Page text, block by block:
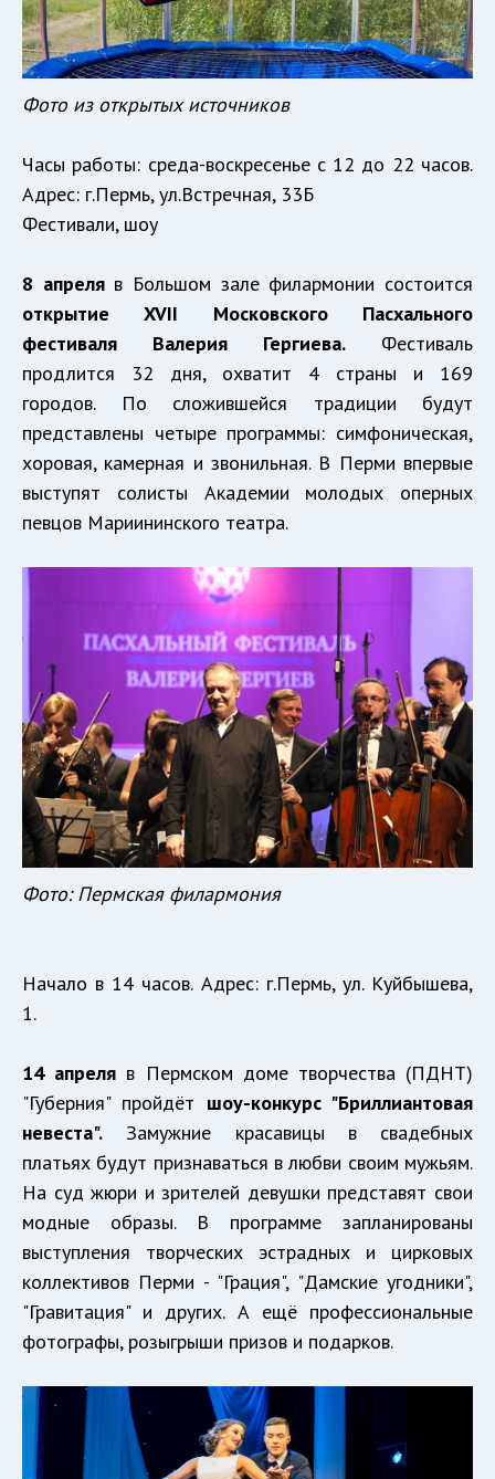
Фото из открытых источников
Часы работы: среда-воскресенье с 12 до 22 часов.
Адрес: г.Пермь, ул.Встречная, 33Б
Фестивали, шоу
8 апреляв Большом зале филармонии состоится
открытие XVII Московского Пасхального
фестиваля Валерия Гергиева. Фестиваль
продлится 32 дня, охватит 4 страны и 169
городов. По сложившейся традиции будут
представлены четыре программы: симфоническая,
хоровая, камерная и звонильная. В Перми впервые
выступят солисты Академии молодых оперных
певцов Мариининского театра.
Фото: Пермская филармония
Начало в 14 часов. Адрес: г.Пермь, ул. Куйбышева,
1.
14 апреля в Пермском доме творчества (ПДНТ)
"Губерния" пройдёт шоу-конкурс "Бриллиантовая
невеста". Замужние красавицы в свадебных
платьях будут признаваться в любви своим мужьям.
На суд жюри и зрителей девушки представят свои
модные образы. В программе запланированы
выступления творческих эстрадных и цирковых
коллективов Перми - "Грация", "Дамские угодники",
"Гравитация" и других. А ещё профессиональные
фотографы, розыгрыши призов и подарков.